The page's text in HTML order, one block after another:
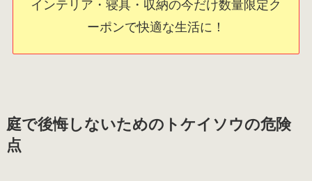
インテリア・寝具・収納の今だけ数量限定ク
ーポンで快適な生活に！
庭で後悔しないためのトケイソウの危険
点